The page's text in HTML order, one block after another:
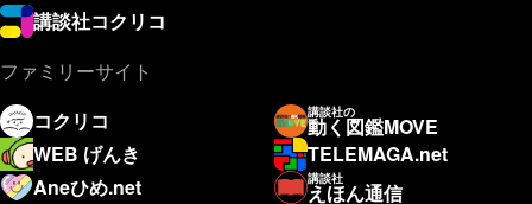
講談社コクリコ
ファミリーサイト
コクリコ
講談社の
動く図鑑MOVE
WEB げんき
TELEMAGA.net
Aneひめ.net
講談社
えほん通信